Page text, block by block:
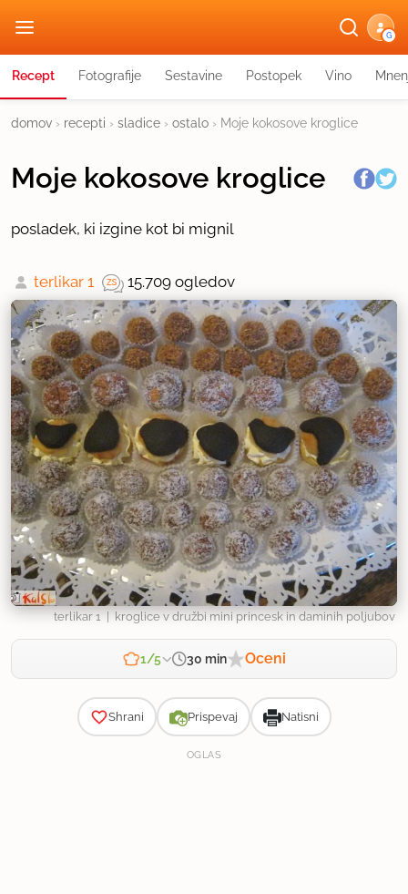
G
Recept Fotografije Sestavine Postopek Vino
domov › recepti › sladice › ostalo › Moje kokosove kroglice
Moje kokosove kroglice
posladek, ki izgine kot bi mignil
terlikar 1 15.709 ogledov
terlikar 1 | kroglice v družbi mini princesk in daminih poljubov
1/5 30 min Oceni
Shrani Prispevaj Natisni
OGLAS